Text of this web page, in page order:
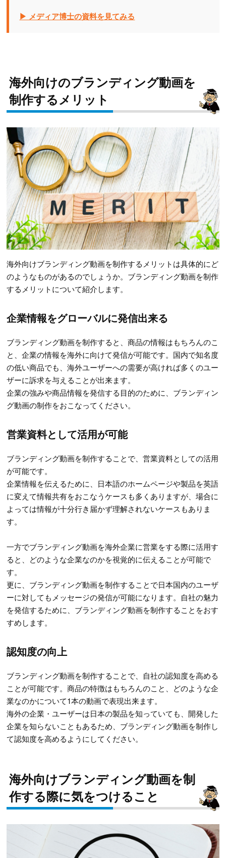
▶ メディア博士の資料を見てみる
海外向けのブランディング動画を
制作するメリット
海外向けブランディング動画を制作するメリットは具体的にど
のようなものがあるのでしょうか。ブランディング動画を制作
するメリットについて紹介します。
企業情報をグローバルに発信出来る
ブランディング動画を制作すると、商品の情報はもちろんのこ
と、企業の情報を海外に向けて発信が可能です。国内で知名度
の低い商品でも、海外ユーザーへの需要が高ければ多くのユー
ザーに訴求を与えることが出来ます。
企業の強みや商品情報を発信する目的のために、ブランディン
グ動画の制作をおこなってください。
営業資料として活用が可能
ブランディング動画を制作することで、営業資料としての活用
が可能です。
企業情報を伝えるために、日本語のホームページや製品を英語
に変えて情報共有をおこなうケースも多くありますが、場合に
よっては情報が十分行き届かず理解されないケースもありま
す。
一方でブランディング動画を海外企業に営業をする際に活用す
ると、どのような企業なのかを視覚的に伝えることが可能で
す。
更に、ブランディング動画を制作することで日本国内のユーザ
ーに対してもメッセージの発信が可能になります。自社の魅力
を発信するために、ブランディング動画を制作することをおす
すめします。
認知度の向上
ブランディング動画を制作することで、自社の認知度を高める
ことが可能です。商品の特徴はもちろんのこと、どのような企
業なのかについて1本の動画で表現出来ます。
海外の企業・ユーザーは日本の製品を知っていても、開発した
企業を知らないこともあるため、ブランディング動画を制作し
て認知度を高めるようにしてください。
海外向けブランディング動画を制
作する際に気をつけること